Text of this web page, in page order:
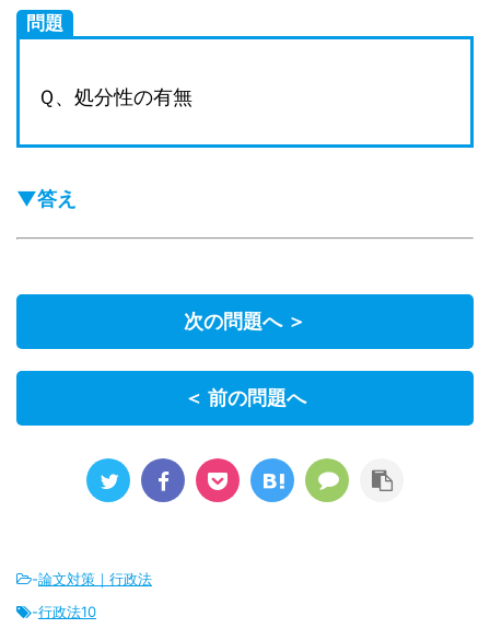
問題
Ｑ、処分性の有無
▼答え
次の問題へ ＞
＜ 前の問題へ
-論文対策｜行政法
-行政法10